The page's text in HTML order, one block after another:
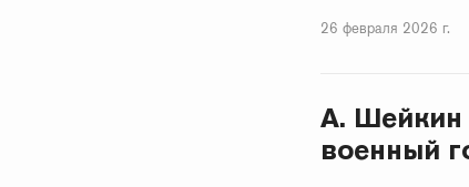
26 февраля 2026 г.
А. Шейкин
военный